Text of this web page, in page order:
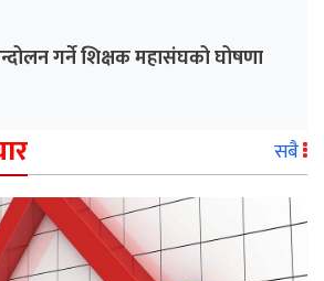
गर्ने शिक्षक महासंघको घोषणा
सबै